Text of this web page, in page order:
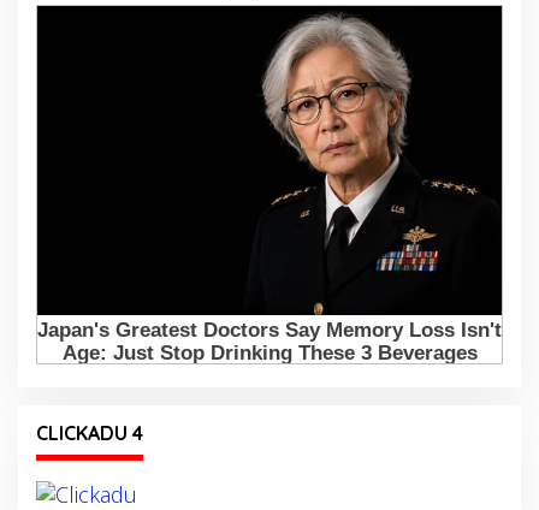
CLICKADU 4